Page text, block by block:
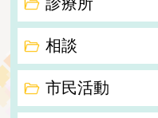
相談
市民活動